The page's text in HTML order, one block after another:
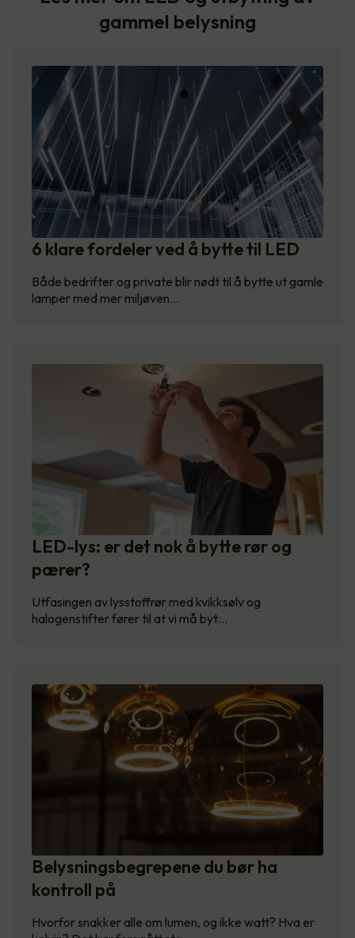
gammel belysning
6 klare fordeler ved å bytte til LED
Både bedrifter og private blir nødt til å bytte ut gamle
lamper med mer miljøven…
LED-lys: er det nok å bytte rør og
pærer?
Utfasingen av lysstoffrør med kvikksølv og
halogenstifter fører til at vi må byt…
Belysningsbegrepene du bør ha
kontroll på
Hvorfor snakker alle om lumen, og ikke watt? Hva er